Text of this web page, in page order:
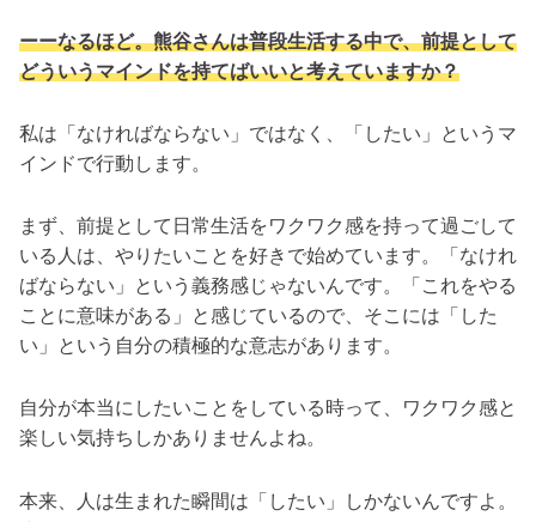
ーーなるほど。熊谷さんは普段生活する中で、前提として
どういうマインドを持てばいいと考えていますか？
私は「なければならない」ではなく、「したい」というマ
インドで行動します。
まず、前提として日常生活をワクワク感を持って過ごして
いる人は、やりたいことを好きで始めています。「なけれ
ばならない」という義務感じゃないんです。「これをやる
ことに意味がある」と感じているので、そこには「した
い」という自分の積極的な意志があります。
自分が本当にしたいことをしている時って、ワクワク感と
楽しい気持ちしかありませんよね。
本来、人は生まれた瞬間は「したい」しかないんですよ。